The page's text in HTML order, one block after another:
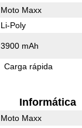
Moto Maxx
Li-Poly
3900 mAh
Carga rápida
Informática
Moto Maxx